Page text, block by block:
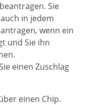
Sie
in jedem
wenn ein
und Sie ihn
einen Zuschlag
einen Chip.